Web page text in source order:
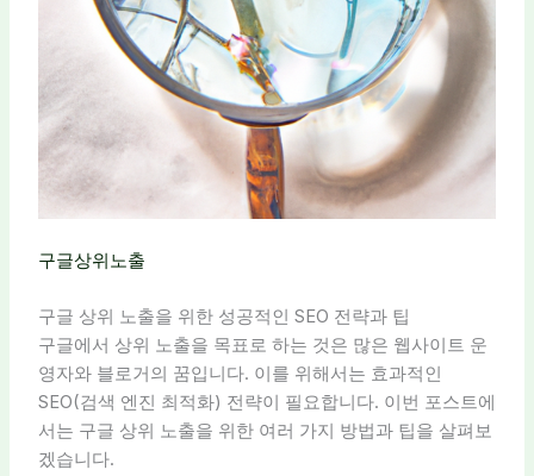
구글상위노출
구글 상위 노출을 위한 성공적인 SEO 전략과 팁
구글에서 상위 노출을 목표로 하는 것은 많은 웹사이트 운
영자와 블로거의 꿈입니다. 이를 위해서는 효과적인
SEO(검색 엔진 최적화) 전략이 필요합니다. 이번 포스트에
서는 구글 상위 노출을 위한 여러 가지 방법과 팁을 살펴보
겠습니다.